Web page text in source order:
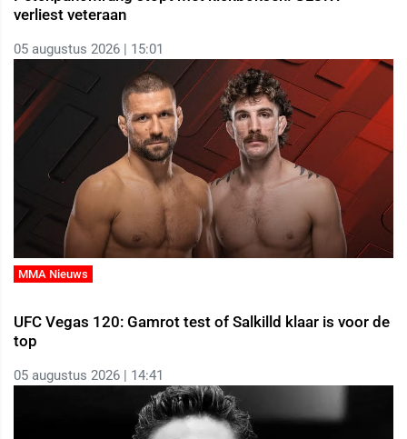
verliest veteraan
05 augustus 2026 | 15:01
MMA Nieuws
UFC Vegas 120: Gamrot test of Salkilld klaar is voor de
top
05 augustus 2026 | 14:41